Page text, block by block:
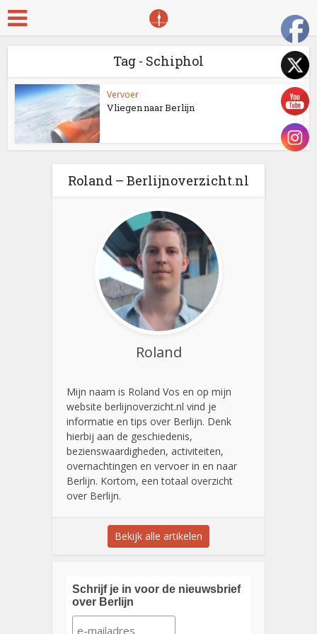
Tag - Schiphol
Vervoer
Vliegen naar Berlijn
Roland – Berlijnoverzicht.nl
Roland
Mijn naam is Roland Vos en op mijn
website berlijnoverzicht.nl vind je
informatie en tips over Berlijn. Denk
hierbij aan de geschiedenis,
bezienswaardigheden, activiteiten,
overnachtingen en vervoer in en naar
Berlijn. Kortom, een totaal overzicht
over Berlijn.
Bekijk alle artikelen
Schrijf je in voor de nieuwsbrief
over Berlijn